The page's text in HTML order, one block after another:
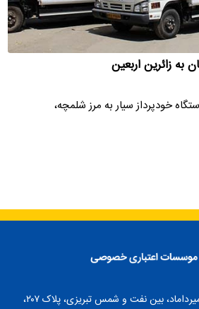
زائرین اربعین
خودپرداز سیار به مرز شلمچه،
تهران، ضلع شمالی بلوار میرداماد، بین نفت و شمس تبریزی، پلاک ۲۰۷،